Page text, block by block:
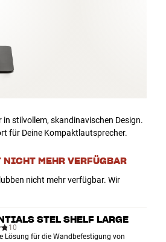
stilvollem, skandinavischen Design.
für Deine Kompaktlautsprecher.
MEHR VERFÜGBAR
nicht mehr verfügbar. Wir
STEL SHELF LARGE
10
Lösung für die Wandbefestigung von